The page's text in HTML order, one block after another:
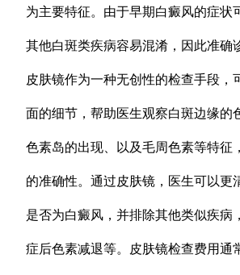
为主要特征。由于早期白癜风的症状
其他白斑类疾病容易混淆，因此准确
皮肤镜作为一种无创性的检查手段，
面的细节，帮助医生观察白斑边缘的
色素岛的出现、以及毛周色素等特征
的准确性。通过皮肤镜，医生可以更
是否为白癜风，并排除其他类似疾病
症后色素减退等。皮肤镜检查费用通